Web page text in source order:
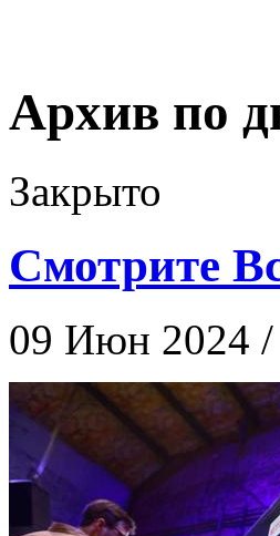
Архив по
Закрыто
Смотрите
09 Июн 2024 /